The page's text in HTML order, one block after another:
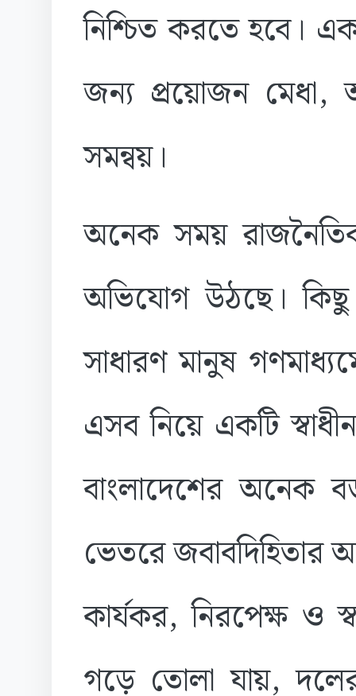
নিশ্চিত করতে হবে।
জন্য প্রয়োজন মেধা,
সমন্বয়।
অনেক সময় রাজনৈতিক
অভিযোগ উঠছে। কিছু
সাধারণ মানুষ
এসব নিয়ে একটি
বাংলাদেশের
ভেতরে জবাবদিহিতার
কার্যকর, নিরপেক্ষ ও
গড়ে তোলা যায়, দলের